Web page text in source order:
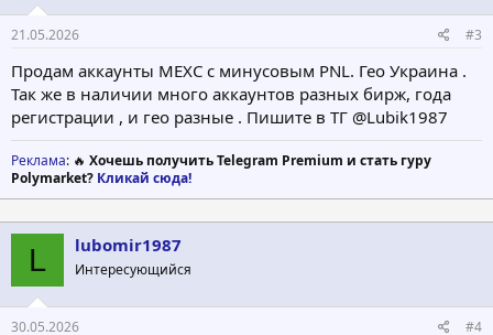
21.05.2026 #3
Продам аккаунты MEXC с минусовым PNL. Гео Украина .
Так же в наличии много аккаунтов разных бирж, года
регистрации , и гео разные . Пишите в ТГ @Lubik1987
Реклама: 🔥 Хочешь получить Telegram Premium и стать гуру
Polymarket? Кликай сюда!
L lubomir1987
Интересующийся
30.05.2026 #4